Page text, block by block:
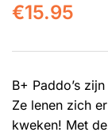
€15.95
B+ Paddo’s
Ze lenen zich
kweken! Met